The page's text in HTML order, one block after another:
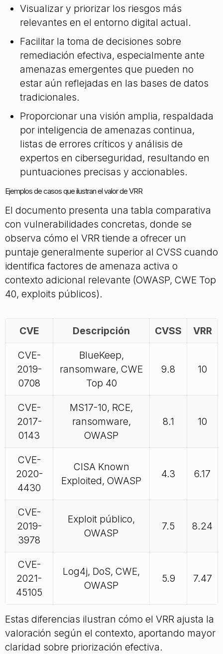
Visualizar y priorizar los riesgos más
relevantes en el entorno digital actual.
Facilitar la toma de decisiones sobre
remediación efectiva, especialmente ante
amenazas emergentes que pueden no
estar aún reflejadas en las bases de datos
tradicionales.
Proporcionar una visión amplia, respaldada
por inteligencia de amenazas continua,
listas de errores críticos y análisis de
expertos en ciberseguridad, resultando en
puntuaciones precisas y accionables.
Ejemplos de casos que ilustran el valor de VRR
El documento presenta una tabla comparativa
con vulnerabilidades concretas, donde se
observa cómo el VRR tiende a ofrecer un
puntaje generalmente superior al CVSS cuando
identifica factores de amenaza activa o
contexto adicional relevante (OWASP, CWE Top
40, exploits públicos).
CVE Descripción CVSS VRR
CVE-
2019-
0708
BlueKeep,
ransomware, CWE
Top 40
9.8 10
CVE-
2017-
0143
MS17-10, RCE,
ransomware,
OWASP
8.1 10
CVE-
2020-
4430
CISA Known
Exploited, OWASP
4.3 6.17
CVE-
2019-
3978
Exploit público,
OWASP
7.5 8.24
CVE-
2021-
45105
Log4j, DoS, CWE,
OWASP
5.9 7.47
Estas diferencias ilustran cómo el VRR ajusta la
valoración según el contexto, aportando mayor
claridad sobre priorización efectiva.